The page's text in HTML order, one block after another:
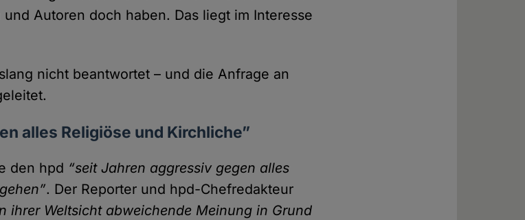
Autoren doch haben. Das liegt im Interesse
nicht beantwortet – und die Anfrage an
alles Religiöse und Kirchliche”
den hpd “seit Jahren aggressiv gegen alles
. Der Reporter und hpd-Chef­redakteur
ihrer Welt­sicht abweichende Meinung in Grund